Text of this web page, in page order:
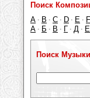
Поиск
A · B · C · D · E · F
А · Б · В · Г · Д · Е
Поиск